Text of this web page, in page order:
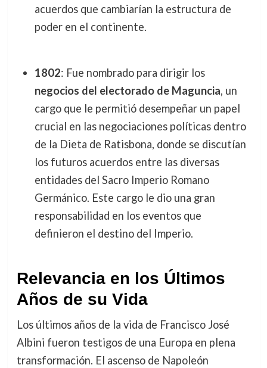
acuerdos que cambiarían la estructura de
poder en el continente.
1802: Fue nombrado para dirigir los
negocios del electorado de Maguncia, un
cargo que le permitió desempeñar un papel
crucial en las negociaciones políticas dentro
de la Dieta de Ratisbona, donde se discutían
los futuros acuerdos entre las diversas
entidades del Sacro Imperio Romano
Germánico. Este cargo le dio una gran
responsabilidad en los eventos que
definieron el destino del Imperio.
Relevancia en los Últimos
Años de su Vida
Los últimos años de la vida de Francisco José
Albini fueron testigos de una Europa en plena
transformación. El ascenso de Napoleón